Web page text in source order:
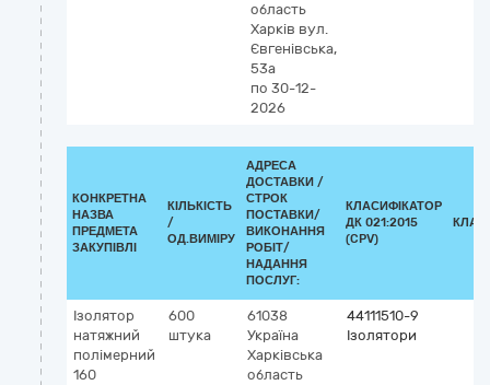
область
Харків вул.
Євгенівська,
53а
по 30-12-
2026
КОНКРЕТНА
НАЗВА
ПРЕДМЕТА
ЗАКУПІВЛІ
КІЛЬКІСТЬ
/
ОД.ВИМІРУ
АДРЕСА
ДОСТАВКИ /
СТРОК
ПОСТАВКИ/
ВИКОНАННЯ
РОБІТ/
НАДАННЯ
ПОСЛУГ:
КЛАСИФІКАТОР
ДК 021:2015
(CPV)
Ізолятор
натяжний
полімерний
160
600
штука
61038
Україна
Харківська
область
44111510-9
Ізолятори